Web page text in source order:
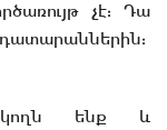
չէ: Դա
ենք և